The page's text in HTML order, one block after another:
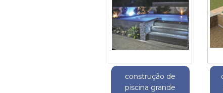
construção de
piscina grande